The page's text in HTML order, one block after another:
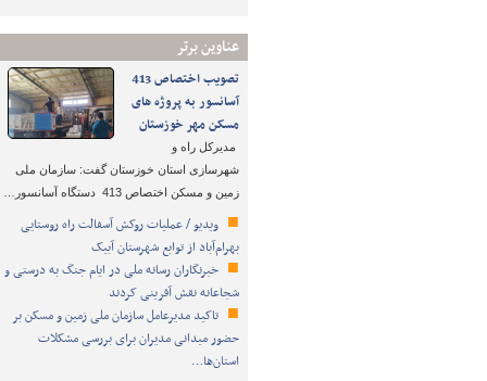
عناوین برتر
تصویب اختصاص 413
آسانسور به پروژه های
مسکن مهر خوزستان
مدیرکل راه و
شهرسازی استان خوزستان گفت: سازمان ملی
زمین و مسکن اختصاص 413 دستگاه آسانسور…
ویدیو / عملیات روکش آسفالت راه روستایی
بهرام‌آباد از توابع شهرستان آبیک
خبرنگاران رسانه ملی در ایام جنگ به درستی و
شجاعانه نقش آفرینی کردند
تاکید مدیرعامل سازمان ملی زمین و مسکن بر
حضور میدانی مدیران برای بررسی مشکلات
استان‌ها…